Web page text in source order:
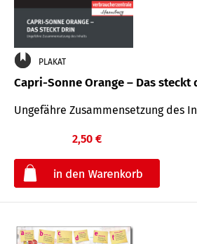
PLAKAT
Capri-Sonne Orange – Das steckt
Ungefähre Zu­sammen­setzung des
2,50 €